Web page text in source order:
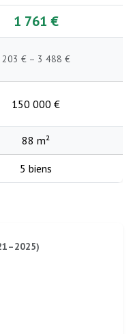
1 761 €
203 € – 3 488 €
150 000 €
88 m²
5 biens